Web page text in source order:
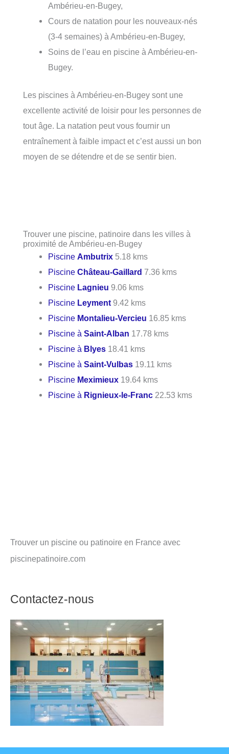
Ambérieu-en-Bugey,
Cours de natation pour les nouveaux-nés
(3-4 semaines) à Ambérieu-en-Bugey,
Soins de l’eau en piscine à Ambérieu-en-
Bugey.
Les piscines à Ambérieu-en-Bugey sont une
excellente activité de loisir pour les personnes de
tout âge. La natation peut vous fournir un
entraînement à faible impact et c’est aussi un bon
moyen de se détendre et de se sentir bien.
Trouver une piscine, patinoire dans les villes à
proximité de Ambérieu-en-Bugey
PiscineAmbutrix 5.18 kms
PiscineChâteau-Gaillard 7.36 kms
Piscine Lagnieu 9.06 kms
Piscine Leyment 9.42 kms
Piscine Montalieu-Vercieu 16.85 kms
Piscine àSaint-Alban 17.78 kms
Piscine à Blyes 18.41 kms
Piscine àSaint-Vulbas 19.11 kms
Piscine Meximieux 19.64 kms
Piscine à Rignieux-le-Franc 22.53 kms
Trouver un piscine ou patinoire en France avec
piscinepatinoire.com
Contactez-nous